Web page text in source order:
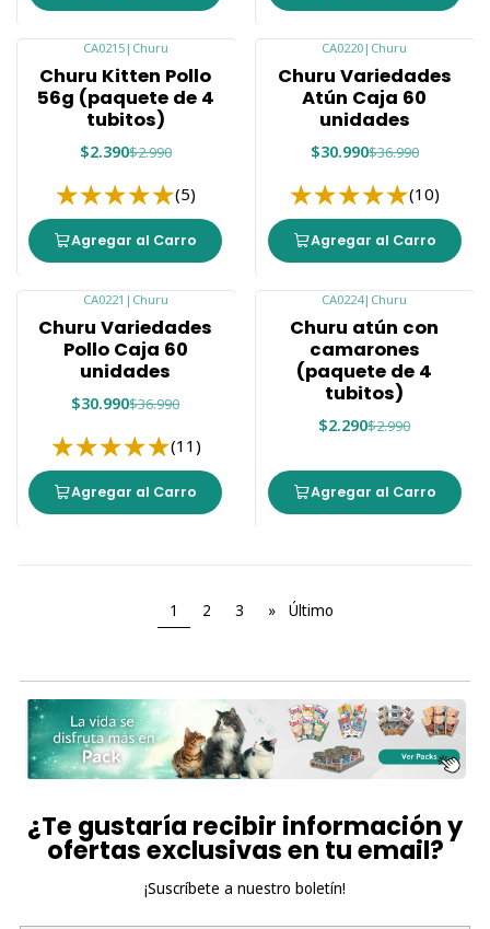
CA0215| Churu
Churu Kitten Pollo
56g (paquete de 4
tubitos)
$2.390$2.990
(5)
Agregar al Carro
CA0220 | Churu
Churu Variedades
Atún Caja 60
unidades
$30.990$36.990
(10)
Agregar al Carro
CA0221 | Churu
Churu Variedades
Pollo Caja 60
unidades
$30.990$36.990
(11)
Agregar al Carro
CA0224| Churu
Churu atún con
camarones
(paquete de 4
tubitos)
$2.290$2.990
Agregar al Carro
1 2 3 » Último
¿Te gustaría recibir información y
ofertas exclusivas en tu email?
¡Suscríbete a nuestro boletín!